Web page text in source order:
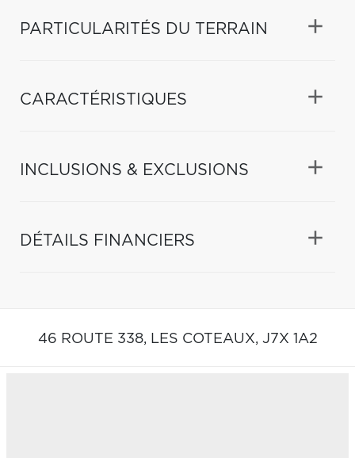
PARTICULARITÉS DU TERRAIN
CARACTÉRISTIQUES
INCLUSIONS & EXCLUSIONS
DÉTAILS FINANCIERS
46 ROUTE 338, LES COTEAUX, J7X 1A2